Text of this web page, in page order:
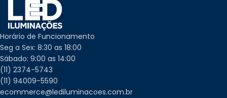
Horário de Funcionamento
Seg a Sex: 8:30 as 18:00
Sábado: 9:00 as 14:00
(11) 2374-5743
(11) 94009-5590
ecommerce@lediluminacoes.com.br